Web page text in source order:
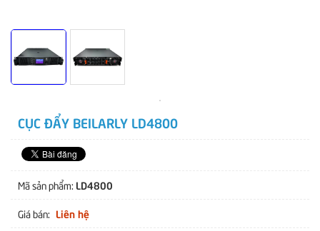
CỤC ĐẨY BEILARLY LD4800
Mã sản phẩm: LD4800
Giá bán: Liên hệ